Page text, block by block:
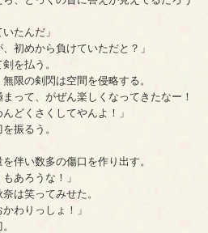
たんだ」
初めから負けていただと？」
を払う。
限の剣閃は空間を侵略する。
って、がぜん楽しくなってきたなー！
どくさくしてやんよ！」
振るう。
伴い数多の傷口を作り出す。
あろうな！」
は笑ってみせた。
わりっしょ！」